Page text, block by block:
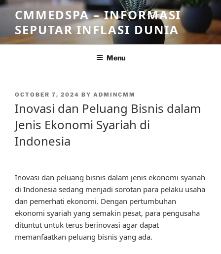
Skip
content
CMMEDSPA – INFORMASI
SEPUTAR INFLASI DUNIA
Menu
POSTED
OCTOBER 7, 2024 BY ADMINCMM
Inovasi dan Peluang Bisnis dalam
Jenis Ekonomi Syariah di
Indonesia
Inovasi dan peluang bisnis dalam jenis ekonomi syariah
di Indonesia sedang menjadi sorotan para pelaku usaha
dan pemerhati ekonomi. Dengan pertumbuhan
ekonomi syariah yang semakin pesat, para pengusaha
dituntut untuk terus berinovasi agar dapat
memanfaatkan peluang bisnis yang ada.